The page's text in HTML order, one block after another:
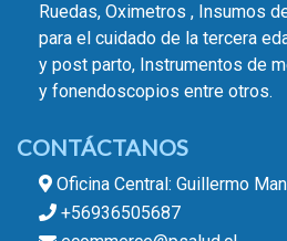
Ruedas, Oximetros , Insumos
para el cuidado de la tercera
y post parto, Instrumentos de
y fonendoscopios entre otros.
CONTÁCTANOS
Oficina Central: Guillermo
+56936505687